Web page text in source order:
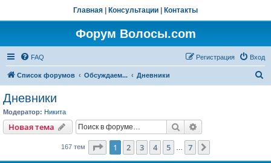
Главная Консультации Контакты
Форум Волосы.com
FAQ Вход
Регистрация
Список форумов Обсуждаем... Дневники
Дневники
Модератор: Hикита
Новая тема Поиск
167 тем Страница из
1 2 3 4 5 7